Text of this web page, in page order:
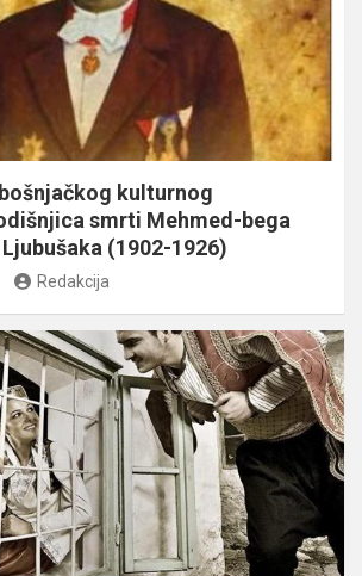
kulturnog
smrti Mehmed-bega
(1902-1926)
Redakcija